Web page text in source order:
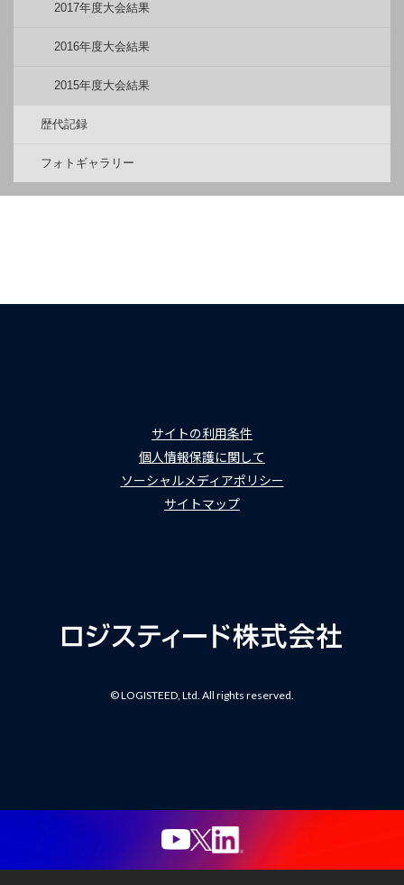
2017年度大会結果
2016年度大会結果
2015年度大会結果
歴代記録
フォトギャラリー
サイトの利用条件
個人情報保護に関して
ソーシャルメディアポリシー
サイトマップ
© LOGISTEED, Ltd. All rights reserved.